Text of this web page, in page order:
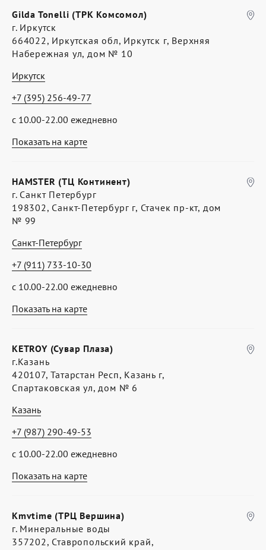
Показать на карте
Gilda Tonelli (ТРК Комсомол)
г. Иркутск
664022, Иркутская обл, Иркутск г, Верхняя
Набережная ул, дом № 10
Иркутск
с 10.00-22.00 ежедневно
+7 (395) 256-49-77
Показать на карте
HAMSTER (ТЦ Континент)
г. Санкт Петербург
198302, Санкт-Петербург г, Стачек пр-кт, дом
№ 99
Санкт-Петербург
с 10.00-22.00 ежедневно
+7 (911) 733-10-30
Показать на карте
KETROY (Сувар Плаза)
г.Казань
420107, Татарстан Респ, Казань г,
Спартаковская ул, дом № 6
Казань
с 10.00-22.00 ежедневно
+7 (987) 290-49-53
Kmvtime (ТРЦ Вершина)
г. Минеральные воды
357202, Ставропольский край,